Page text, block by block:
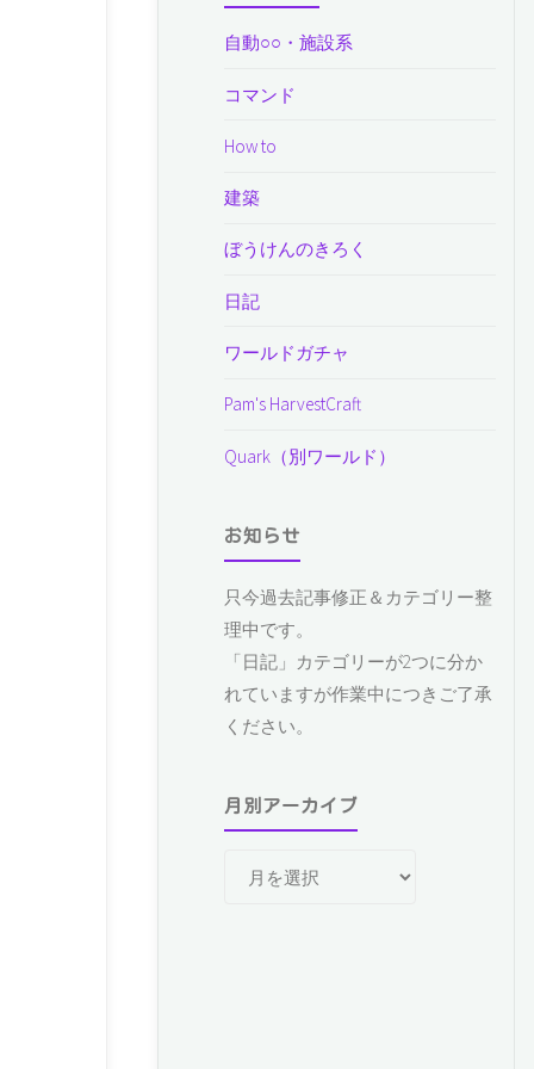
自動○○・施設系
コマンド
How to
建築
ぼうけんのきろく
日記
ワールドガチャ
Pam's HarvestCraft
Quark（別ワールド）
お知らせ
只今過去記事修正＆カテゴリー整
理中です。
「日記」カテゴリーが2つに分か
れていますが作業中につきご了承
ください。
月別アーカイブ